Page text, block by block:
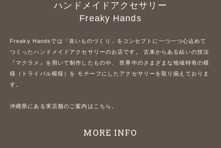
ハンドメイドアクセサリー
Freaky Hands
Freaky Handsでは「良いものづくり」をコンセプトに一つ一つ心込めて
つくったハンドメイドアクセサリーのお店です。 古来からある結いの技法
『マクラメ』を用いて制作したものや、 世界中のさまざまな地域特有の模
様（トライバル模様）を モチーフにしたアクセサリーを取り揃えておりま
す。
沖縄県にある実店舗のご案内はこちら。
MORE INFO